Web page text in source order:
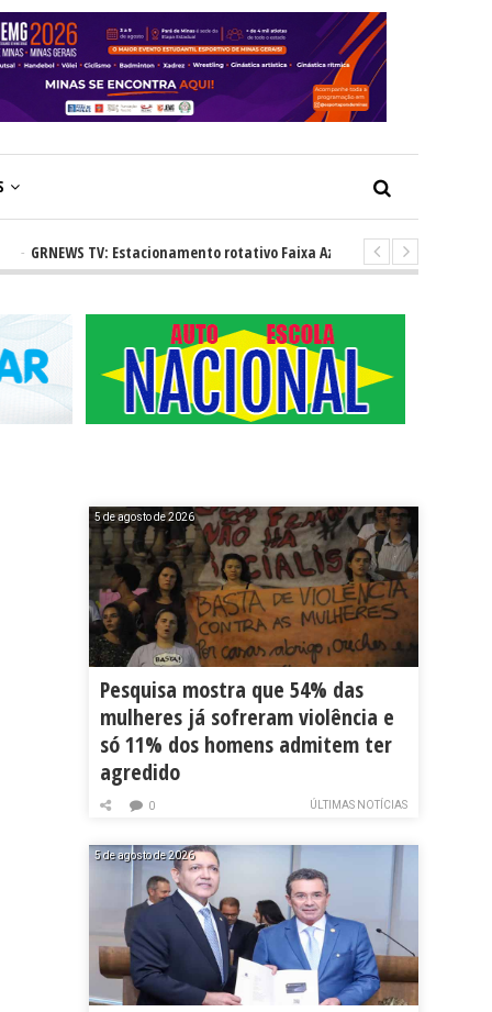
TV: Estacionamento rotativo Faixa Azul e novos radares urbanos
5 de agosto de 2026
Pesquisa mostra que 54% das
mulheres já sofreram violência e
só 11% dos homens admitem ter
agredido
ÚLTIMAS NOTÍCIAS
0
5 de agosto de 2026